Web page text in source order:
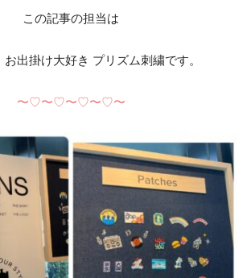
この記事の担当は
出掛け大好き プリズム刺繍です。
〜♡〜♡〜♡〜♡〜